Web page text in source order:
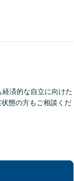
経済的な自立に向けた
態の方もご相談くだ